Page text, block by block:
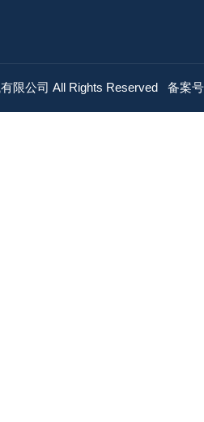
限公司 All Rights Reserved 备案